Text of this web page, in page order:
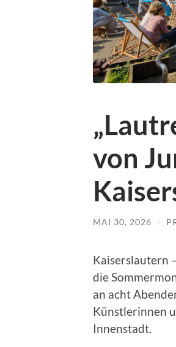
von
MAI 30, 2026 /
Kaiserslautern
die
an acht
Künstlerinnen
Innenstadt.